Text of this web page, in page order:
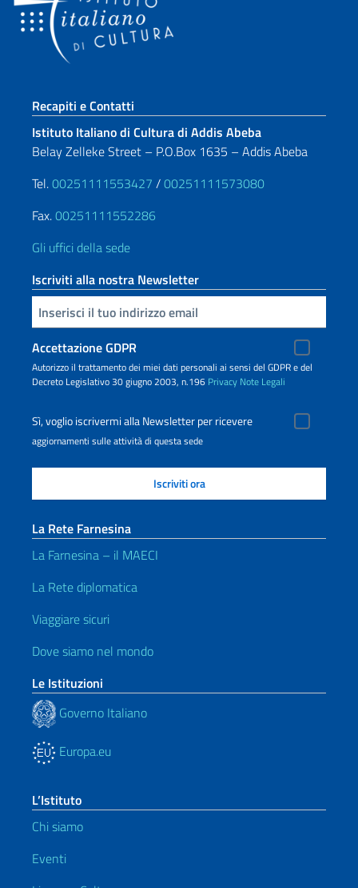
Sezione footer
Recapiti e Contatti
Istituto Italiano di Cultura di Addis Abeba
Belay Zelleke Street – P.O.Box 1635 – Addis Abeba
Tel.00251111553427 /00251111573080
Fax.00251111552286
Gli uffici della sede
Iscriviti alla nostra Newsletter
Inserisci la tua email
Accettazione GDPR
Autorizzo il trattamento dei miei dati personali ai sensi del GDPR e del
Decreto Legislativo 30 giugno 2003, n.196 Privacy Note Legali
Sì, voglio iscrivermi alla Newsletter per ricevere
aggiornamenti sulle attività di questa sede
La Rete Farnesina
La Farnesina – il MAECI
La Rete diplomatica
Viaggiare sicuri
Dove siamo nel mondo
Le Istituzioni
Governo Italiano
Europa.eu
L’Istituto
Chi siamo
Eventi